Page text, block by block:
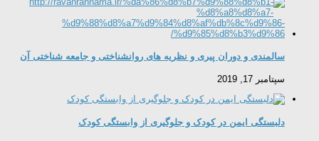
سالمندی و دوران پیری و نظریه های روانشناختی و جامعه شناختی آن
سپتامبر 17, 2019
دلبستگی ایمن در کودک و جلوگیری از وابستگی کودک